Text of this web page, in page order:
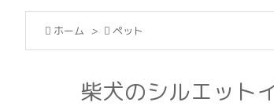
 ホーム >  ペット
柴犬のシルエット